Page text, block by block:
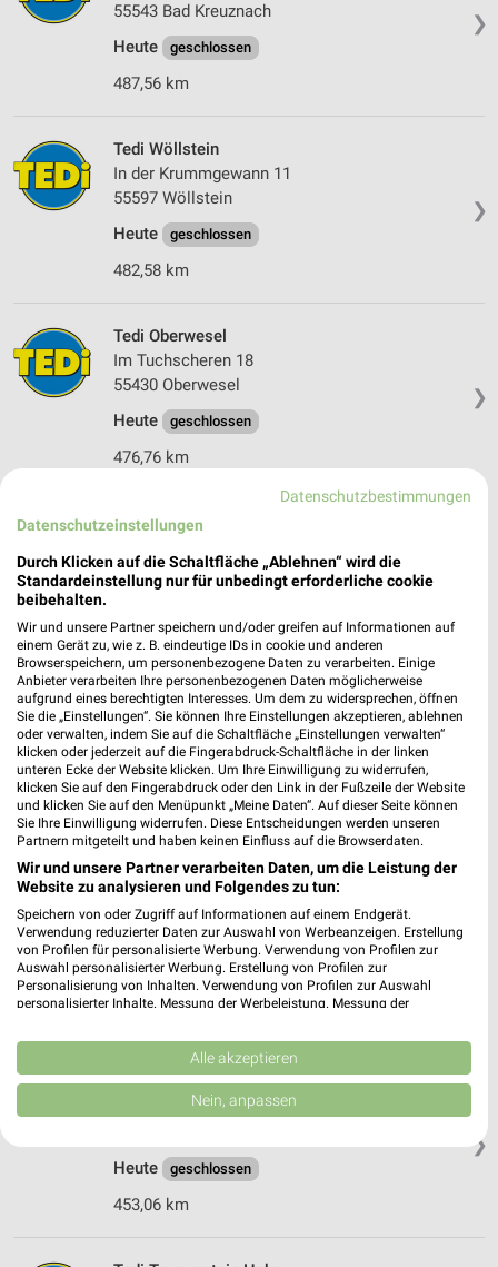
❯
55543 Bad Kreuznach
Heute
geschlossen
487,56 km
❯
Tedi Wöllstein
In der Krummgewann 11
55597 Wöllstein
Heute
geschlossen
482,58 km
❯
Tedi Oberwesel
Im Tuchscheren 18
55430 Oberwesel
Heute
geschlossen
476,76 km
Tedi Saulheim
55291 Saulheim
468,59 km
Tedi Nieder-Olm
Ludwig-Eckes-Allee 12
55268 Nieder-Olm
Heute geschlossen
464,50 km
Tedi Wiesbaden Schierstein
Rheingaustr. 46
65201 Wiesbaden Schierstein
Heute geschlossen
❯
Tedi Wiesbaden
Hagenauer Str. 39
Heute
geschlossen
453,06 km
Datenschutzbestimmungen
Datenschutzeinstellungen
Durch Klicken auf die Schaltfläche „Ablehnen“ wird die
Standardeinstellung nur für unbedingt erforderliche cookie
beibehalten.
Wir und unsere Partner speichern und/oder greifen auf Informationen auf
einem Gerät zu, wie z. B. eindeutige IDs in cookie und anderen
Browserspeichern, um personenbezogene Daten zu verarbeiten. Einige
Anbieter verarbeiten Ihre personenbezogenen Daten möglicherweise
aufgrund eines berechtigten Interesses. Um dem zu widersprechen, öffnen
Sie die „Einstellungen“. Sie können Ihre Einstellungen akzeptieren, ablehnen
oder verwalten, indem Sie auf die Schaltfläche „Einstellungen verwalten“
klicken oder jederzeit auf die Fingerabdruck-Schaltfläche in der linken
unteren Ecke der Website klicken. Um Ihre Einwilligung zu widerrufen,
klicken Sie auf den Fingerabdruck oder den Link in der Fußzeile der Website
und klicken Sie auf den Menüpunkt „Meine Daten“. Auf dieser Seite können
Sie Ihre Einwilligung widerrufen. Diese Entscheidungen werden unseren
Partnern mitgeteilt und haben keinen Einfluss auf die Browserdaten.
Wir und unsere Partner verarbeiten Daten, um die Leistung der
Website zu analysieren und Folgendes zu tun:
Speichern von oder Zugriff auf Informationen auf einem Endgerät.
Verwendung reduzierter Daten zur Auswahl von Werbeanzeigen. Erstellung
von Profilen für personalisierte Werbung. Verwendung von Profilen zur
Auswahl personalisierter Werbung. Erstellung von Profilen zur
Personalisierung von Inhalten. Verwendung von Profilen zur Auswahl
personalisierter Inhalte. Messung der Werbeleistung. Messung der
Kombinationen von Daten aus verschiedenen Quellen. Entwicklung und
Verbesserung der Angebote. Verwendung reduzierter Daten zur Auswahl
von Inhalten.
Daten können außerhalb der Europäischen Union weitergegeben und in die
USA gesendet werden.
Website/App.
Partnerliste anzeigen (1 IAB-Anbieter)
Wir nutzen Ihre Daten für folgende Zwecke:
Alle akzeptieren
Nein, anpassen